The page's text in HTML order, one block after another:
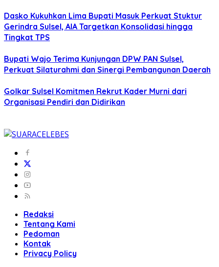
Dasko Kukuhkan Lima Bupati Masuk Perkuat Stuktur
Gerindra Sulsel, AIA Targetkan Konsolidasi hingga
Tingkat TPS
Bupati Wajo Terima Kunjungan DPW PAN Sulsel,
Perkuat Silaturahmi dan Sinergi Pembangunan Daerah
Golkar Sulsel Komitmen Rekrut Kader Murni dari
Organisasi Pendiri dan Didirikan
Redaksi
Tentang Kami
Pedoman
Kontak
Privacy Policy